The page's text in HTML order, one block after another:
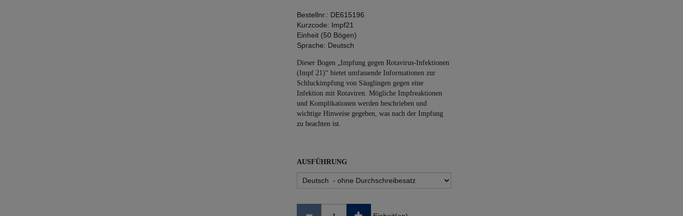
Bestellnr.: DE615196
Kurzcode: Impf21
Einheit (50 Bögen)
Sprache: Deutsch
Dieser Bogen „Impfung gegen Rotavirus-Infektionen
(Impf 21)“ bietet umfassende Informationen zur
Schluckimpfung von Säuglingen gegen eine
Infektion mit Rotaviren. Mögliche Impfreaktionen
und Komplikationen werden beschrieben und
wichtige Hinweise gegeben, was nach der Impfung
zu beachten ist.
AUSFÜHRUNG